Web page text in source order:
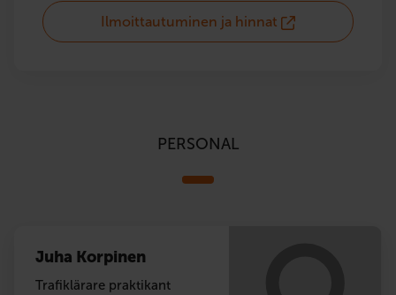
Ilmoittautuminen ja hinnat
PERSONAL
Juha Korpinen
Trafiklärare praktikant